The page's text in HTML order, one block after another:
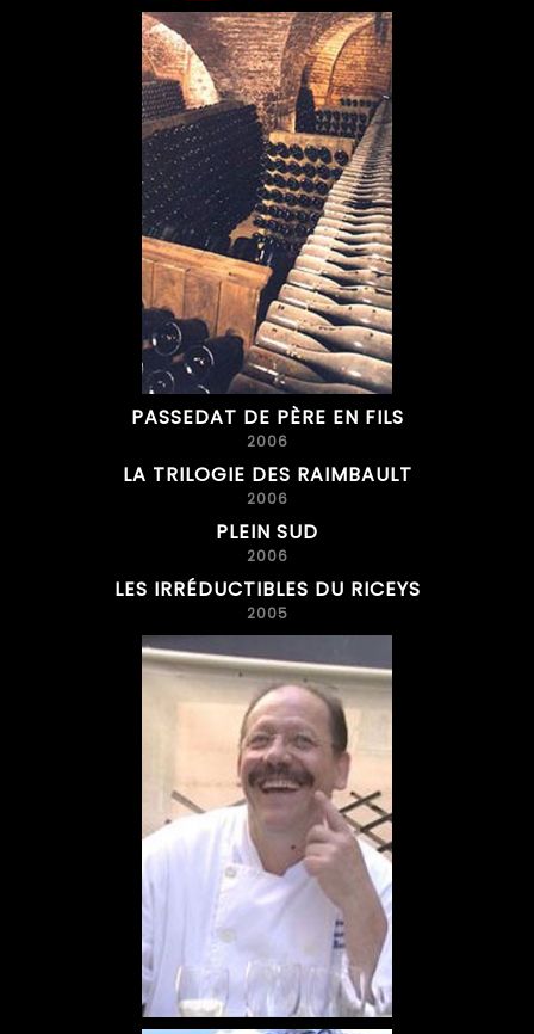
PASSEDAT DE PÈRE EN FILS
2006
LA TRILOGIE DES RAIMBAULT
2006
PLEIN SUD
2006
LES IRRÉDUCTIBLES DU RICEYS
2005